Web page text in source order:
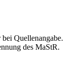
Quellenangabe.
des MaStR.